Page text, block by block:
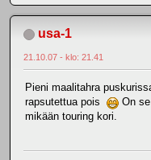
usa-1
21.10.07 - klo: 21.41
Pieni maalitahra
rapsutettua pois
On
mikään touring kori.